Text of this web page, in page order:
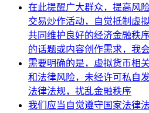
在此提醒广大群众，提高风
交易炒作活动，自觉抵制虚
共同维护良好的经济金融秩
的话题或内容创作需求，我
需要明确的是，虚拟货币相
和法律风险，未经许可私自
法律法规，扰乱金融秩序
我们应当自觉遵守国家法律